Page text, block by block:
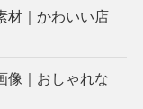
材｜かわいい店
像｜おしゃれな